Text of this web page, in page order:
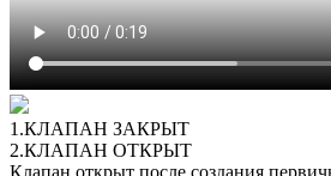
1.КЛАПАН ЗАКРЫТ
2.КЛАПАН ОТКРЫТ
Клапан открыт после создания